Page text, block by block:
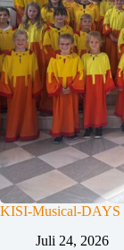
KISI-Musical-DAYS
Juli 24, 2026